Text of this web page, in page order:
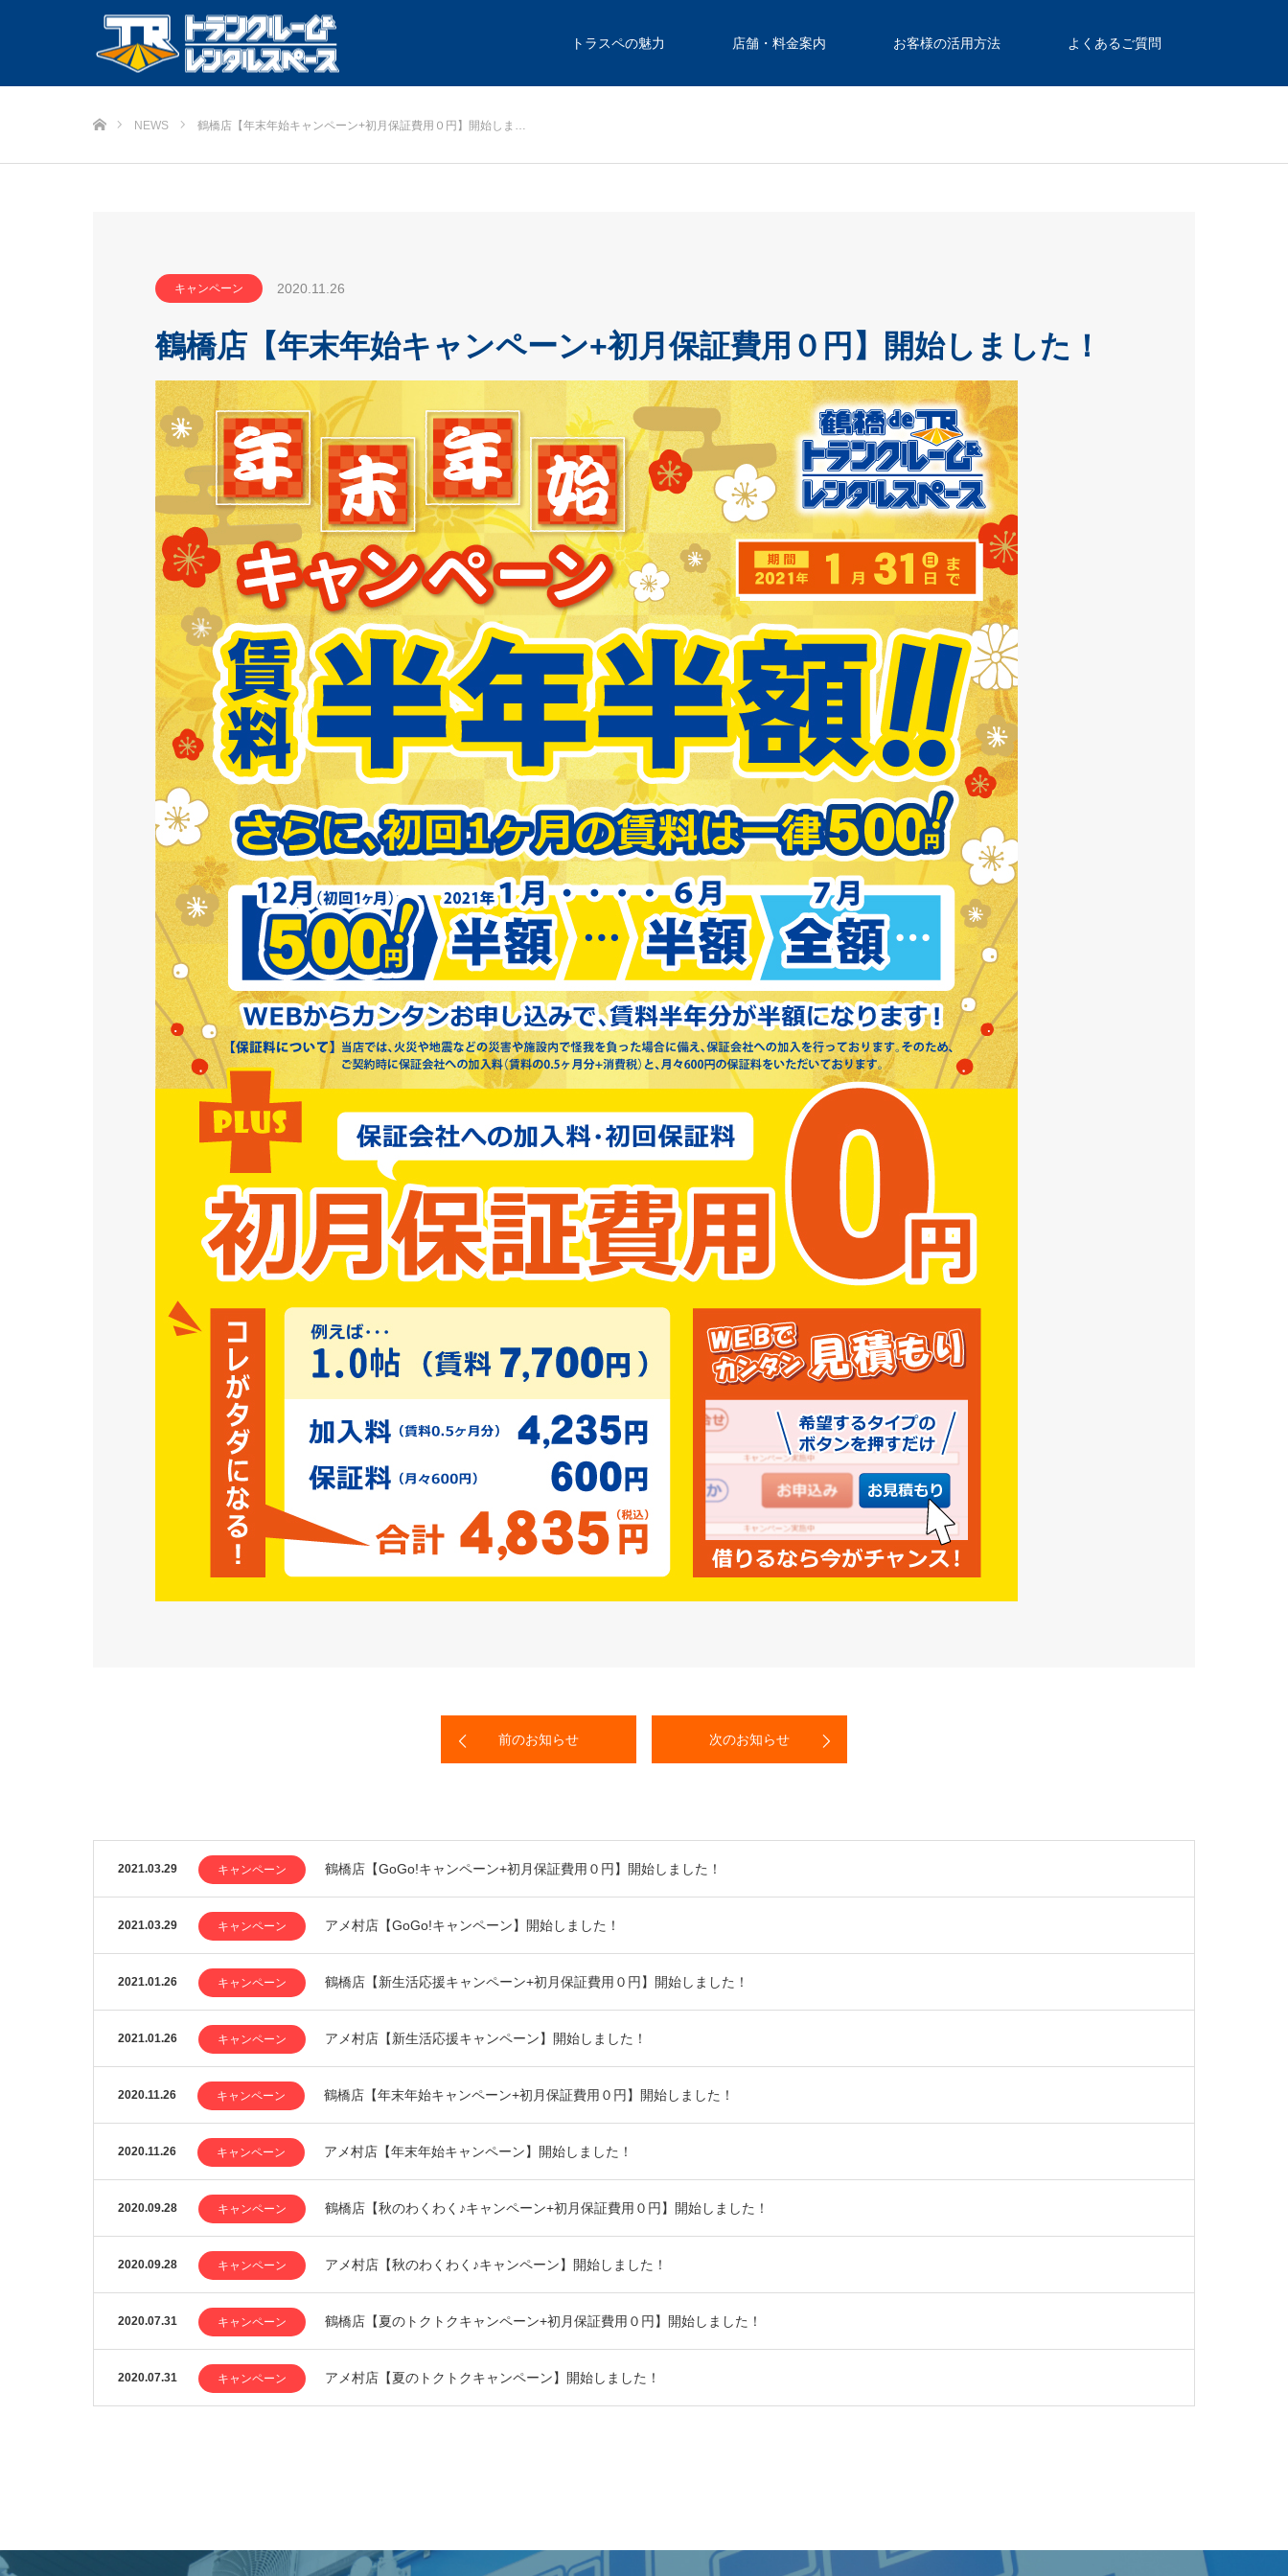
トラスペの魅力 店舗・料金案内 お客様の活用方法 よくあるご質問
NEWS 鶴橋店【年末年始キャンペーン+初月保証費用０円】開始しま…
キャンペーン 2020.11.26
鶴橋店【年末年始キャンペーン+初月保証費用０円】開始しました！
前のお知らせ 次のお知らせ
2021.03.29 キャンペーン 鶴橋店【GoGo!キャンペーン+初月保証費用０円】開始しました！
2021.03.29 キャンペーン アメ村店【GoGo!キャンペーン】開始しました！
2021.01.26 キャンペーン 鶴橋店【新生活応援キャンペーン+初月保証費用０円】開始しました！
2021.01.26 キャンペーン アメ村店【新生活応援キャンペーン】開始しました！
2020.11.26 キャンペーン 鶴橋店【年末年始キャンペーン+初月保証費用０円】開始しました！
2020.11.26 キャンペーン アメ村店【年末年始キャンペーン】開始しました！
2020.09.28 キャンペーン 鶴橋店【秋のわくわく♪キャンペーン+初月保証費用０円】開始しました！
2020.09.28 キャンペーン アメ村店【秋のわくわく♪キャンペーン】開始しました！
2020.07.31 キャンペーン 鶴橋店【夏のトクトクキャンペーン+初月保証費用０円】開始しました！
2020.07.31 キャンペーン アメ村店【夏のトクトクキャンペーン】開始しました！